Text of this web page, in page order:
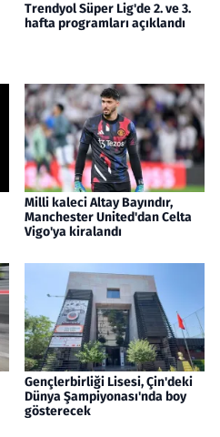
Trendyol Süper Lig'de 2. ve 3.
hafta programları açıklandı
Milli kaleci Altay Bayındır,
Manchester United'dan Celta
Vigo'ya kiralandı
Gençlerbirliği Lisesi, Çin'deki
Dünya Şampiyonası'nda boy
gösterecek